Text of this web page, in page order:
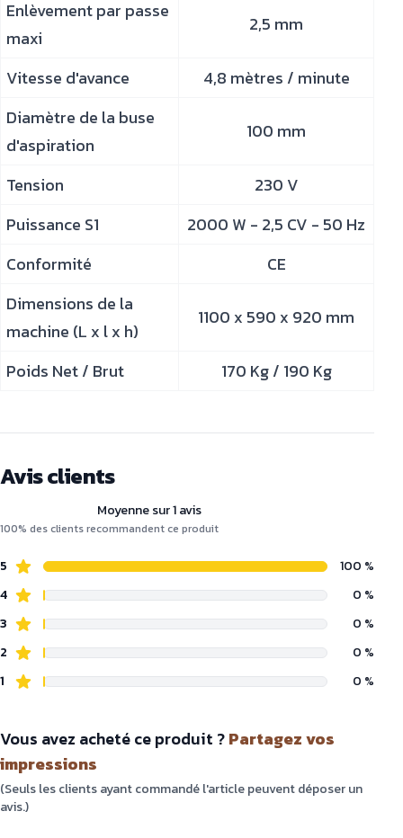
Enlèvement par passe
maxi
2,5 mm
Vitesse d'avance
4,8 mètres / minute
Diamètre de la buse
d'aspiration
100 mm
Tension
230 V
Puissance S1
2000 W - 2,5 CV - 50 Hz
Conformité
CE
Dimensions de la
machine (L x l x h)
1100 x 590 x 920 mm
Poids Net / Brut 170 Kg / 190 Kg
Avis clients
Moyenne sur 1 avis
100% des clients recommandent ce produit
5
100 %
4
0 %
3
0 %
2
0 %
1
0 %
Vous avez acheté ce produit ?Partagez vos
impressions
(Seuls les clients ayant commandé l'article peuvent déposer un
avis.)